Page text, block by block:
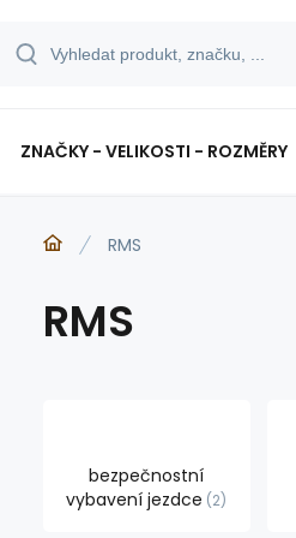
ZNAČKY - VELIKOSTI - ROZMĚRY
RMS
RMS
bezpečnostní
vybavení jezdce 2